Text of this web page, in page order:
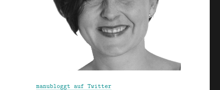
manubloggt auf Twitter